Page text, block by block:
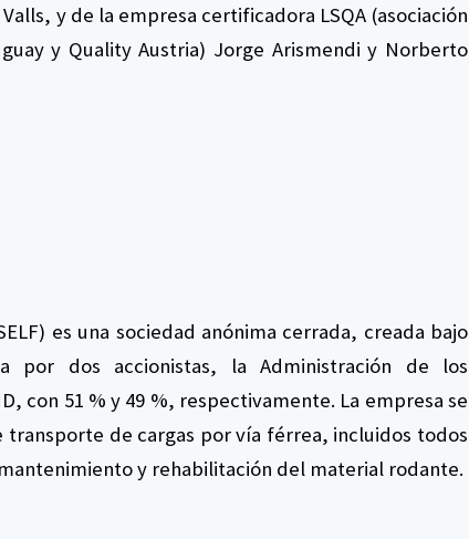
y de la empresa certificadora LSQA (asociación
y Quality Austria) Jorge Arismendi y Norberto
es una sociedad anónima cerrada, creada bajo
por dos accionistas, la Administración de los
con 51 % y 49 %, respectivamente. La empresa se
transporte de cargas por vía férrea, incluidos todos
y rehabilitación del material rodante.